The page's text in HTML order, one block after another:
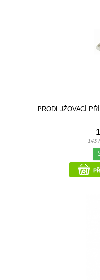
PRODLUŽOVACÍ
143